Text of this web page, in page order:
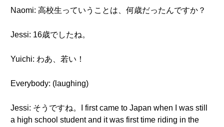
Naomi: 高校生っていうことは、何歳だったんですか？
Jessi: 16歳でしたね。
Yuichi: わあ、若い！
Everybody: (laughing)
Jessi: そうですね。I first came to Japan when I was still
a high school student and it was first time riding in the